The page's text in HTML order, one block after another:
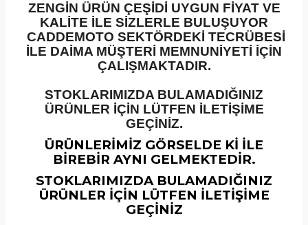
ZENGİN ÜRÜN ÇEŞİDİ UYGUN FİYAT VE
KALİTE İLE SİZLERLE BULUŞUYOR
CADDEMOTO SEKTÖRDEKİ TECRÜBESİ
İLE DAİMA MÜŞTERİ MEMNUNİYETİ İÇİN
ÇALIŞMAKTADIR.
STOKLARIMIZDA BULAMADIĞINIZ
ÜRÜNLER İÇİN LÜTFEN İLETİŞİME
GEÇİNİZ.
ÜRÜNLERİMİZ GÖRSELDE Kİ İLE
BİREBİR AYNI GELMEKTEDİR.
STOKLARIMIZDA BULAMADIĞINIZ
ÜRÜNLER İÇİN LÜTFEN İLETİŞİME
GEÇİNİZ